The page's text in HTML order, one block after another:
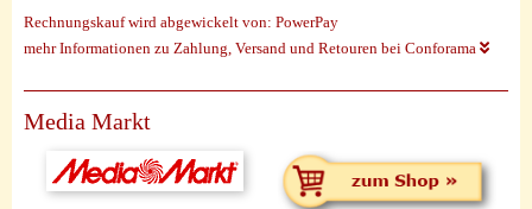
Rechnungskauf wird abgewickelt von: PowerPay
mehr Informationen zu Zahlung, Versand und Retouren bei Conforama
Media Markt